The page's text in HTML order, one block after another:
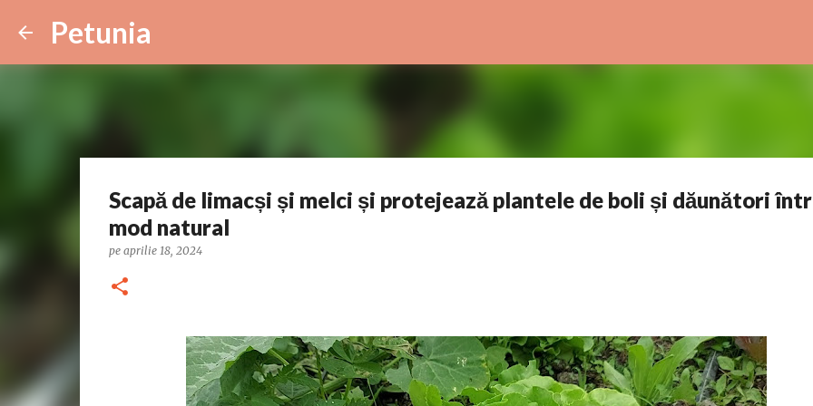
Petunia
Scapă de limacși și melci și protejează plantele de boli și dăunători
mod natural
pe aprilie 18, 2024